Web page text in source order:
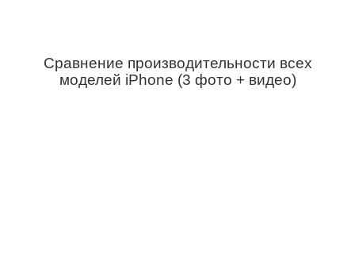
Сравнение производительности всех
моделей iPhone (3 фото + видео)